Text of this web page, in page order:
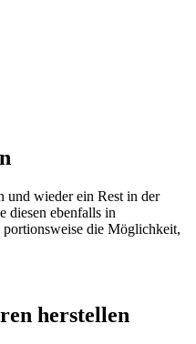
und wieder ein Rest in der
diesen ebenfalls in
die Möglichkeit,
herstellen